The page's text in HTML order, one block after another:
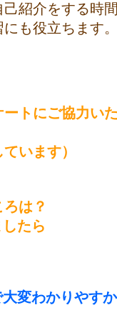
紹介をする時
も役立ちます。
トにご協力いた
います）
は？
たら
変わかりやすか